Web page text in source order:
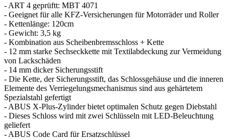
- ART 4 geprüftt: MBT 4071
- Geeignet für alle KFZ-Versicherungen für Motorräder und Roller
- Kettenlänge: 120cm
- Gewicht: 3,5 kg
- Kombination aus Scheibenbremsschloss + Kette
- 12 mm starke Sechseckkette mit Textilabdeckung zur Vermeidung
von Lackschäden
- 14 mm dicker Sicherungsstift
- Die Kette, der Sicherungsstift, das Schlossgehäuse und die inneren
Elemente des Verriegelungsmechanismus sind aus gehärtetem
Spezialstahl gefertigt
- ABUS X-Plus-Zylinder bietet optimalen Schutz gegen Diebstahl
- Dieses Schloss wird mit zwei Schlüsseln mit LED-Beleuchtung
geliefert
- ABUS Code Card für Ersatzschlüssel